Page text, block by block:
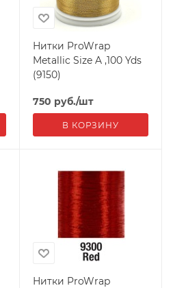
Нитки ProWrap
Metallic Size A ,100 Yds
(9150)
750 руб./шт
В КОРЗИНУ
Нитки ProWrap